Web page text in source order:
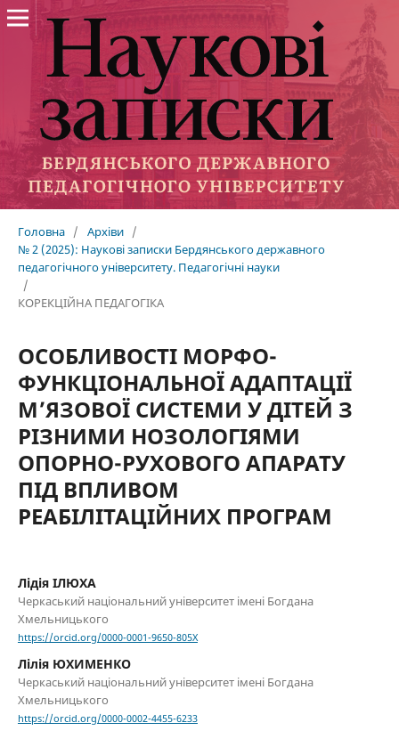
Головна / Архіви /
№ 2 (2025): Наукові записки Бердянського державного
педагогічного університету. Педагогічні науки
/
КОРЕКЦІЙНА ПЕДАГОГІКА
ОСОБЛИВОСТІ МОРФО-
ФУНКЦІОНАЛЬНОЇ АДАПТАЦІЇ
М’ЯЗОВОЇ СИСТЕМИ У ДІТЕЙ З
РІЗНИМИ НОЗОЛОГІЯМИ
ОПОРНО-РУХОВОГО АПАРАТУ
ПІД ВПЛИВОМ
РЕАБІЛІТАЦІЙНИХ ПРОГРАМ
Лідія ІЛЮХА
Черкаський національний університет імені Богдана
Хмельницького
https://orcid.org/0000-0001-9650-805X
Лілія ЮХИМЕНКО
Черкаський національний університет імені Богдана
Хмельницького
https://orcid.org/0000-0002-4455-6233